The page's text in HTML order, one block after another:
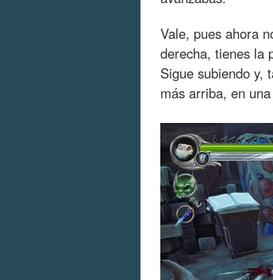
Vale, pues ahora
derecha, tienes la
Sigue subiendo y,
más arriba, en